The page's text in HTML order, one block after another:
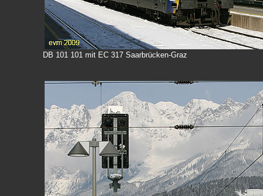
DB 101 101 mit EC 317 Saarbrücken-Graz